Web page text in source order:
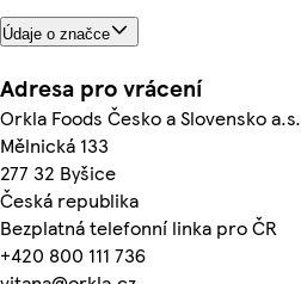
Údaje o značce
Adresa pro vrácení
Orkla Foods Česko a Slovensko a.s.
Mělnická 133
277 32 Byšice
Česká republika
Bezplatná telefonní linka pro ČR
+420 800 111 736